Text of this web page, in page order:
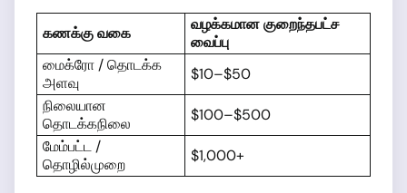
கணக்கு வகை
வழக்கமான குறைந்தபட்ச
வைப்பு
மைக்ரோ / தொடக்க
அளவு
$10–$50
நிலையான
தொடக்கநிலை
$100–$500
மேம்பட்ட /
தொழில்முறை
$1,000+